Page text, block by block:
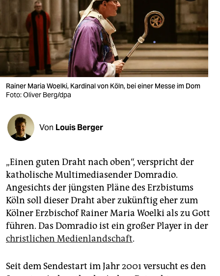
berlin
nord
wahrheit
verlag
verlag
veranstaltungen
shop
unterstützen
abo
genossenschaft
epaper login
Rainer Maria Woelki, Kardinal von Köln, bei einer Messe im Dom
Foto: Oliver Berg/dpa
Von Louis Berger
„Einen guten Draht nach oben“, verspricht der
katholische Multimediasender Domradio.
Angesichts der jüngsten Pläne des Erzbistums
Köln soll dieser Draht aber zukünftig eher zum
Kölner Erzbischof Rainer Maria Woelki als zu Gott
führen. Das Domradio ist ein großer Player in der
christlichen Medienlandschaft.
Seit dem Sendestart im Jahr 2001 versucht es den